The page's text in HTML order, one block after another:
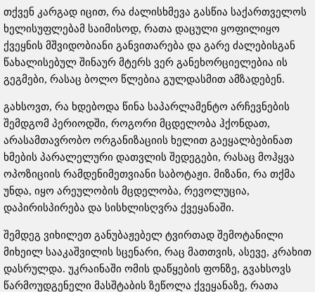
თქვენ კარგად იცით, რა ძალისხმევა გასწია საქართველოს
ხელისუფლებამ საიმისოდ, რათა დაცული ყოფილიყო
ქვეყნის მშვიდობიანი განვითარება და გარე ძალებისგან
წახალისებულ შინაურ მტერს ვერ განეხორციელებია ის
გეგმები, რასაც ბოლო წლებია გულდასმით ამზადებენ.
გახსოვთ, რა ხდებოდა წინა საპარლამენტო არჩევნების
შემდგომ პერიოდში, როგორი მცდელობა ჰქონდათ,
არასამთავრობო ორგანიზაციის ხელით გაეყალბებინათ
ხმების პარალელური დათვლის შედეგები, რასაც მოჰყვა
ოპოზიციის რამდენიმეთვიანი საბოტაჟი. მიზანი, რა თქმა
უნდა, იყო არეულობის მცდელობა, რევოლუცია,
დაპირისპირება და სისხლისღვრა ქვეყანაში.
შემდეგ ვიხილეთ განუბაჟებელ ტვირთად შემოტანილი
მიხეილ სააკაშვილის სცენარი, რაც მათთვის, ასევე, კრახით
დასრულდა. უკრაინაში ომის დაწყების ფონზე, გვახსოვს
წარმოუდგენელი მასშტაბის ზეწოლა ქვეყანაზე, რათა